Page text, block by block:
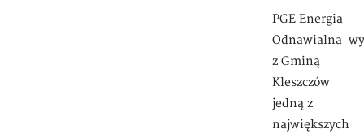
PGE Energia
Odnawialna
z Gminą
Kleszczów
jedną z
największych